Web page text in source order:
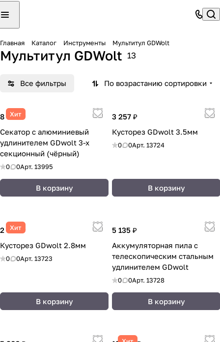
Главная Каталог Инструменты Мультитул GDWolt
Мультитул GDWolt 13
Все фильтры По возрастанию сортировки
Хит
8 050 ₽
Секатор c алюминиевый
удлинителем GDwolt 3-х
секционный (чёрный)
0 0Арт. 13995
В корзину
3 257 ₽
Кусторез GDwolt 3.5мм
0 0Арт. 13724
В корзину
Хит
2 500 ₽
Кусторез GDwolt 2.8мм
0 0Арт. 13723
В корзину
5 135 ₽
Аккумуляторная пила с
телескопическим стальным
удлинителем GDwolt
0 0Арт. 13728
В корзину